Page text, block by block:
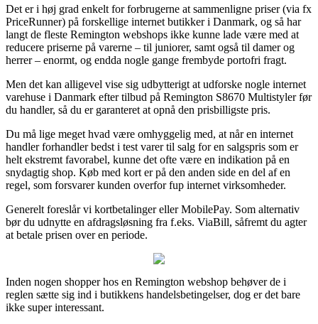
Det er i høj grad enkelt for forbrugerne at sammenligne priser (via fx
PriceRunner) på forskellige internet butikker i Danmark, og så har
langt de fleste Remington webshops ikke kunne lade være med at
reducere priserne på varerne – til juniorer, samt også til damer og
herrer – enormt, og endda nogle gange frembyde portofri fragt.
Men det kan alligevel vise sig udbytterigt at udforske nogle internet
varehuse i Danmark efter tilbud på Remington S8670 Multistyler før
du handler, så du er garanteret at opnå den prisbilligste pris.
Du må lige meget hvad være omhyggelig med, at når en internet
handler forhandler bedst i test varer til salg for en salgspris som er
helt ekstremt favorabel, kunne det ofte være en indikation på en
snydagtig shop. Køb med kort er på den anden side en del af en
regel, som forsvarer kunden overfor fup internet virksomheder.
Generelt foreslår vi kortbetalinger eller MobilePay. Som alternativ
bør du udnytte en afdragsløsning fra f.eks. ViaBill, såfremt du agter
at betale prisen over en periode.
Inden nogen shopper hos en Remington webshop behøver de i
reglen sætte sig ind i butikkens handelsbetingelser, dog er det bare
ikke super interessant.